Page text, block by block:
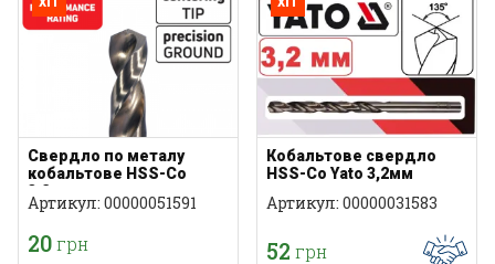
Свердло по металу
кобальтове HSS-Co
3,2мм
Артикул: 00000051591
20грн
Кобальтове свердло
HSS-Co Yato 3,2мм
Артикул: 00000031583
52 грн